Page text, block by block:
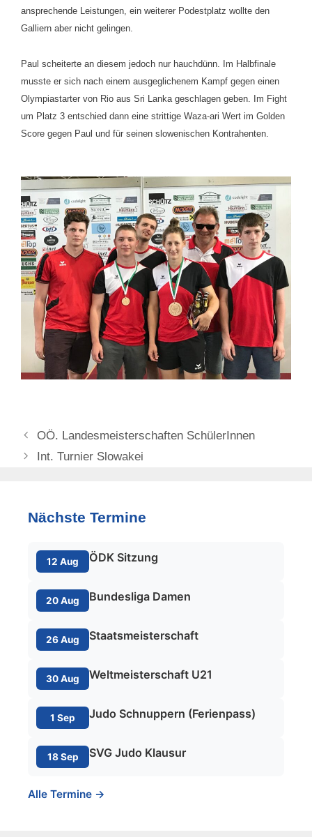
ansprechende Leistungen, ein weiterer Podestplatz wollte den
Galliern aber nicht gelingen.
Paul scheiterte an diesem jedoch nur hauchdünn. Im Halbfinale
musste er sich nach einem ausgeglichenem Kampf gegen einen
Olympiastarter von Rio aus Sri Lanka geschlagen geben. Im Fight
um Platz 3 entschied dann eine strittige Waza-ari Wert im Golden
Score gegen Paul und für seinen slowenischen Kontrahenten.
OÖ. Landesmeisterschaften SchülerInnen
Int. Turnier Slowakei
Nächste Termine
12 Aug ÖDK Sitzung
20 Aug Bundesliga Damen
26 Aug Staatsmeisterschaft
30 Aug Weltmeisterschaft U21
1 Sep Judo Schnuppern (Ferienpass)
18 Sep SVG Judo Klausur
Alle Termine →